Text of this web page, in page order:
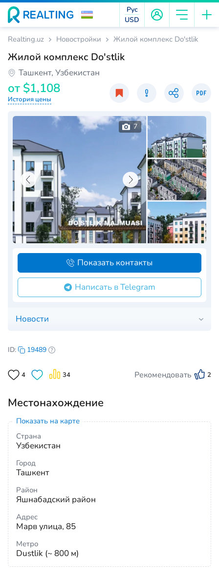
Рус
USD
Realting.uz Новостройки Жилой комплекс Do'stlik
Жилой комплекс Do'stlik
Ташкент, Узбекистан
от $1,108
История цены
Новости
7
Написать в Telegram
Показать контакты
ID: 19489
4 34 Рекомендовать 2
Местонахождение
Показать на карте
Страна
Узбекистан
Город
Ташкент
Район
Яшнабадский район
Адрес
Марв улица, 85
Метро
Dustlik (~ 800 м)